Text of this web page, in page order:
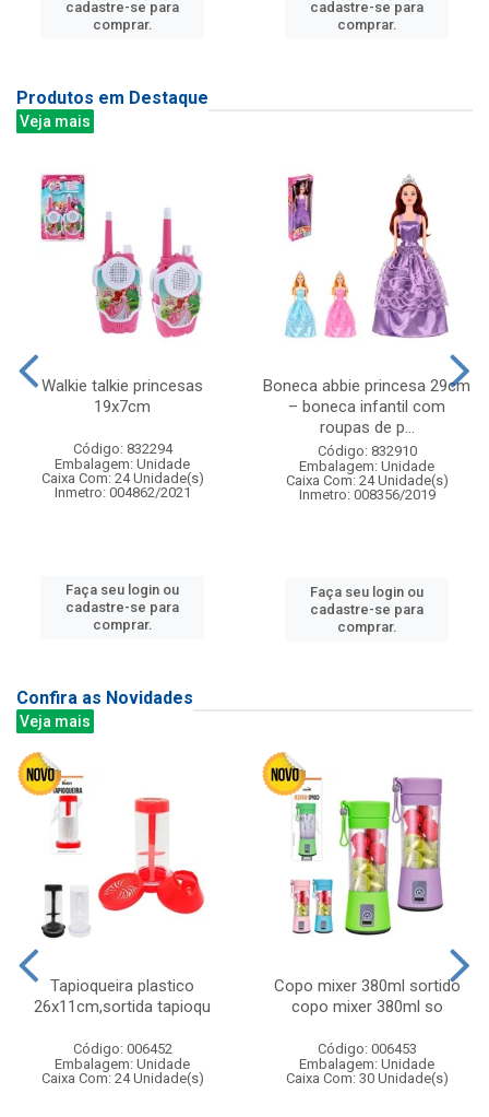
cadastre-se para
comprar.
cadastre-se para
comprar.
Produtos em Destaque
Veja mais
Walkie talkie princesas
19x7cm
Código: 832294
Embalagem: Unidade
Caixa Com: 24 Unidade(s)
Inmetro: 004862/2021
Faça seu login ou
cadastre-se para
comprar.
Boneca abbie princesa 29cm
– boneca infantil com
roupas de p...
Código: 832910
Embalagem: Unidade
Caixa Com: 24 Unidade(s)
Inmetro: 008356/2019
Faça seu login ou
cadastre-se para
comprar.
Confira as Novidades
Veja mais
Tapioqueira plastico
26x11cm,sortida tapioqu
Código: 006452
Embalagem: Unidade
Caixa Com: 24 Unidade(s)
Copo mixer 380ml sortido
copo mixer 380ml so
Código: 006453
Embalagem: Unidade
Caixa Com: 30 Unidade(s)